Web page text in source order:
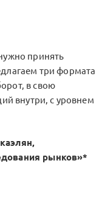
принять
три формата
в свою
внутри, с уровнем
рынков»*